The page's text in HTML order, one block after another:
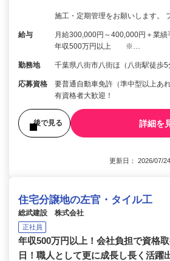
自社分譲地の
施工・定期管理をお願いします。
給与
月給300,000円～400,000円＋業
年収500万円以上 ※…
勤務地 千葉県八街市八街ほ（八街駅徒歩
応募資格
要普通自動車免許（準中型以上
有資格者大歓迎！
後で見る 詳細を
更新日： 2026/07/
住宅分譲地の左官・タイル工
総武建設 株式会社
正社員
年収500万円以上！会社負担で資格
日！職人として更に成長し長く活躍